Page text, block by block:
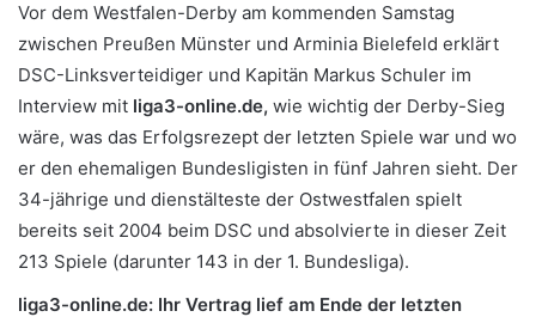
Vor dem Westfalen-Derby am kommenden Samstag
zwischen Preußen Münster und Arminia Bielefeld erklärt
DSC-Linksverteidiger und Kapitän Markus Schuler im
Interview mit liga3-online.de, wie wichtig der Derby-Sieg
wäre, was das Erfolgsrezept der letzten Spiele war und wo
er den ehemaligen Bundesligisten in fünf Jahren sieht. Der
34-jährige und dienstälteste der Ostwestfalen spielt
bereits seit 2004 beim DSC und absolvierte in dieser Zeit
213 Spiele (darunter 143 in der 1. Bundesliga).
liga3-online.de: Ihr Vertrag lief am Ende der letzten